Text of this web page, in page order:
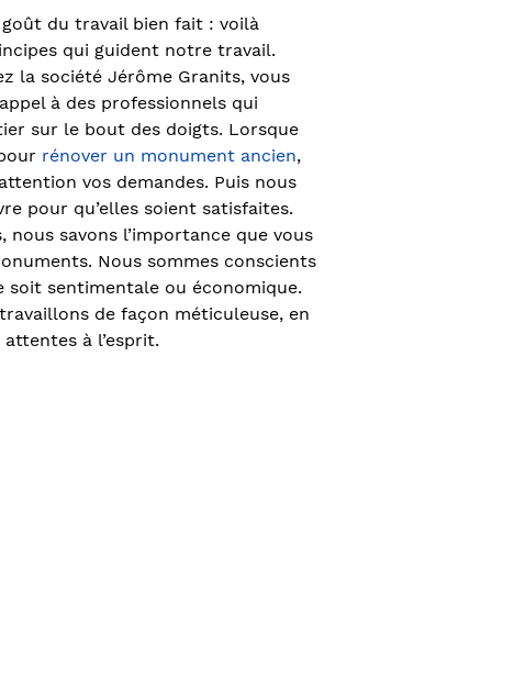
du travail bien fait : voilà
qui guident notre travail.
la société Jérôme Granits, vous
à des professionnels qui
sur le bout des doigts. Lorsque
rénover un monument ancien,
vos demandes. Puis nous
pour qu’elles soient satisfaites.
nous savons l’importance que vous
Nous sommes conscients
soit sentimentale ou économique.
de façon méticuleuse, en
à l’esprit.